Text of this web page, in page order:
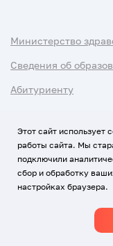
Министерство
Сведения об
Абитуриенту
Использование Cookies
Политика обработки
© Все права
Этот сайт использует
работы сайта. Мы
подключили
сбор и обработку
настройках браузера.